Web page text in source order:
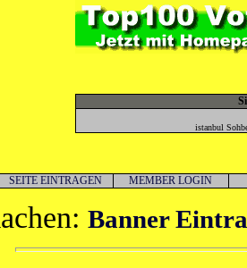
istanbul
SEITE EINTRAGEN MEMBER LOGIN
Banner